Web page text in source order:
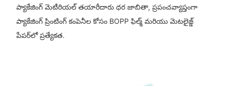
ప్యాకేజింగ్ మెటీరియల్ తయారీదారు ధర జాబితా, ప్రపంచవ్యాప్తంగా
ప్యాకేజింగ్ ప్రింటింగ్ కంపెనీల కోసం BOPP ఫిల్మ్ మరియు మెటలైజ్డ్
పేపర్‌లో ప్రత్యేకత.